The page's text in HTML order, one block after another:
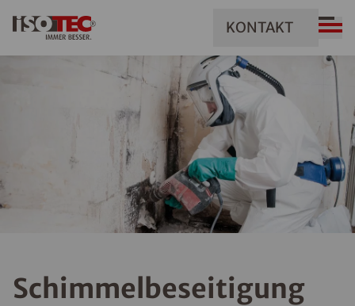
KONTAKT
Schimmelbeseitigung